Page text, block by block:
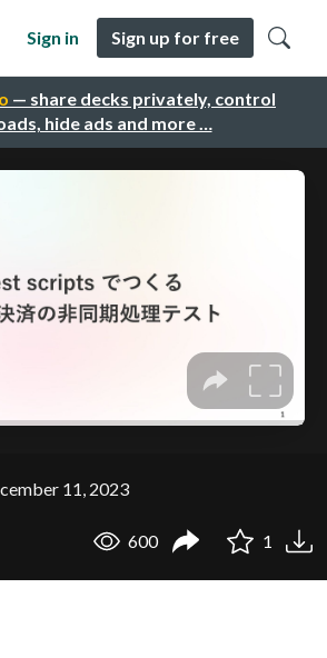
— share decks privately, control
hide ads and more …
Sign in Sign up for free
11, 2023
600 1